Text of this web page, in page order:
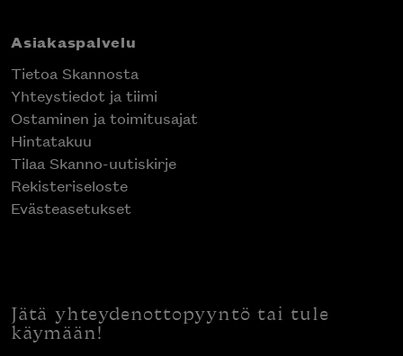
Asiakaspalvelu
Tietoa Skannosta
Yhteystiedot ja tiimi
Ostaminen ja toimitusajat
Hintatakuu
Tilaa Skanno-uutiskirje
Rekisteriseloste
Evästeasetukset
Jätä yhteydenottopyyntö tai tule
käymään!